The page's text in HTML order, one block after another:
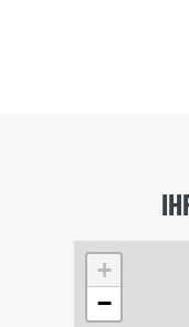
+
−